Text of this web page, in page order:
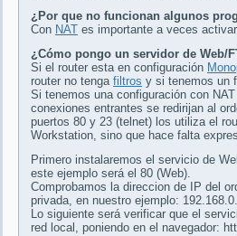
¿Por que no funcionan algunos
Con NAT es importante a veces
¿Cómo pongo un servidor de Web/
Si el router esta en configuración
router no tenga filtros y si tenemos un
Si tenemos una configuración con
conexiones entrantes se redirijan al
puertos 80 y 23 (telnet) los utiliza el
Workstation, sino que hace falta
Primero instalaremos el servicio de
este ejemplo será el 80 (Web).
Comprobamos la direccion de IP del
privada, en nuestro ejemplo:
Lo siguiente será verificar que el
red local, poniendo en el navegador: